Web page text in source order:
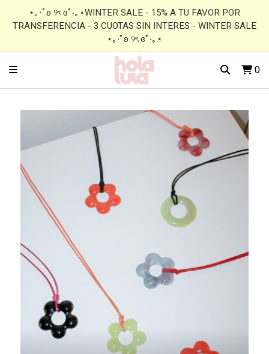
⋆｡‧˚ʚ ୨ৎ ɞ˚‧｡⋆WINTER SALE - 15% A TU FAVOR POR
TRANSFERENCIA - 3 CUOTAS SIN INTERES - WINTER SALE
⋆｡‧˚ʚ ୨ৎ ɞ˚‧｡⋆
0